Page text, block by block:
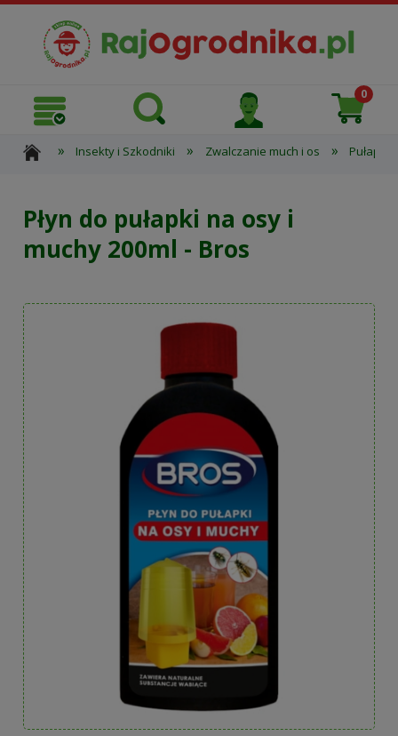
» Insekty i Szkodniki » Zwalczanie much i os »
Płyn do pułapki na osy i
muchy 200ml - Bros